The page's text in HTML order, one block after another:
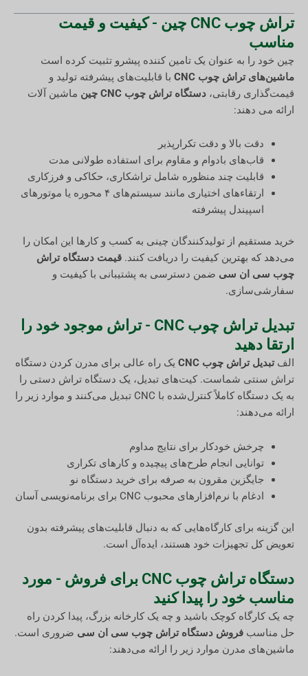
تراش چوب CNC چین - کیفیت و قیمت
مناسب
چین خود را به عنوان یک تامین کننده پیشرو تثبیت کرده است
ماشین‌های تراش چوب CNC
با قابلیت‌های پیشرفته تولید و
قیمت‌گذاری رقابتی، دستگاه تراش چوب CNC چین
ماشین آلات
ارائه می دهند:
دقت بالا و دقت تکرارپذیر
قاب‌های بادوام و مقاوم برای استفاده طولانی مدت
قابلیت چند منظوره شامل تراشکاری، حکاکی و فرزکاری
ارتقاءهای اختیاری مانند سیستم‌های ۴ محوره یا موتورهای
اسپیندل پیشرفته
خرید مستقیم از تولیدکنندگان چینی به کسب و کارها این امکان را
می‌دهد که بهترین کیفیت را دریافت کنند. قیمت دستگاه تراش
چوب سی ان سی ضمن دسترسی به پشتیبانی با کیفیت و
سفارشی‌سازی.
تبدیل تراش چوب CNC - تراش موجود خود را
ارتقا دهید
الفتبدیل تراش چوب CNC
یک راه عالی برای مدرن کردن دستگاه
تراش سنتی شماست. کیت‌های تبدیل، یک دستگاه تراش دستی را
به یک دستگاه کاملاً کنترل‌شده با CNC تبدیل می‌کنند و موارد زیر را
ارائه می‌دهند:
چرخش خودکار برای نتایج مداوم
توانایی انجام طرح‌های پیچیده و کارهای تکراری
جایگزین مقرون به صرفه برای خرید دستگاه نو
ادغام با نرم‌افزارهای محبوب CNC برای برنامه‌نویسی آسان
این گزینه برای کارگاه‌هایی که به دنبال قابلیت‌های پیشرفته بدون
تعویض کل تجهیزات خود هستند، ایده‌آل است.
دستگاه تراش چوب CNC برای فروش - مورد
مناسب خود را پیدا کنید
چه یک کارگاه کوچک باشید و چه یک کارخانه بزرگ، پیدا کردن راه
حل مناسب فروش دستگاه تراش چوب سی ان سی ضروری است.
ماشین‌های مدرن موارد زیر را ارائه می‌دهند: